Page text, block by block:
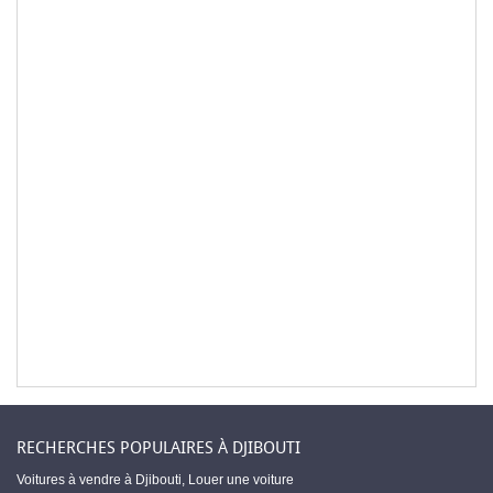
RECHERCHES POPULAIRES À DJIBOUTI
Voitures à vendre à Djibouti, Louer une voiture